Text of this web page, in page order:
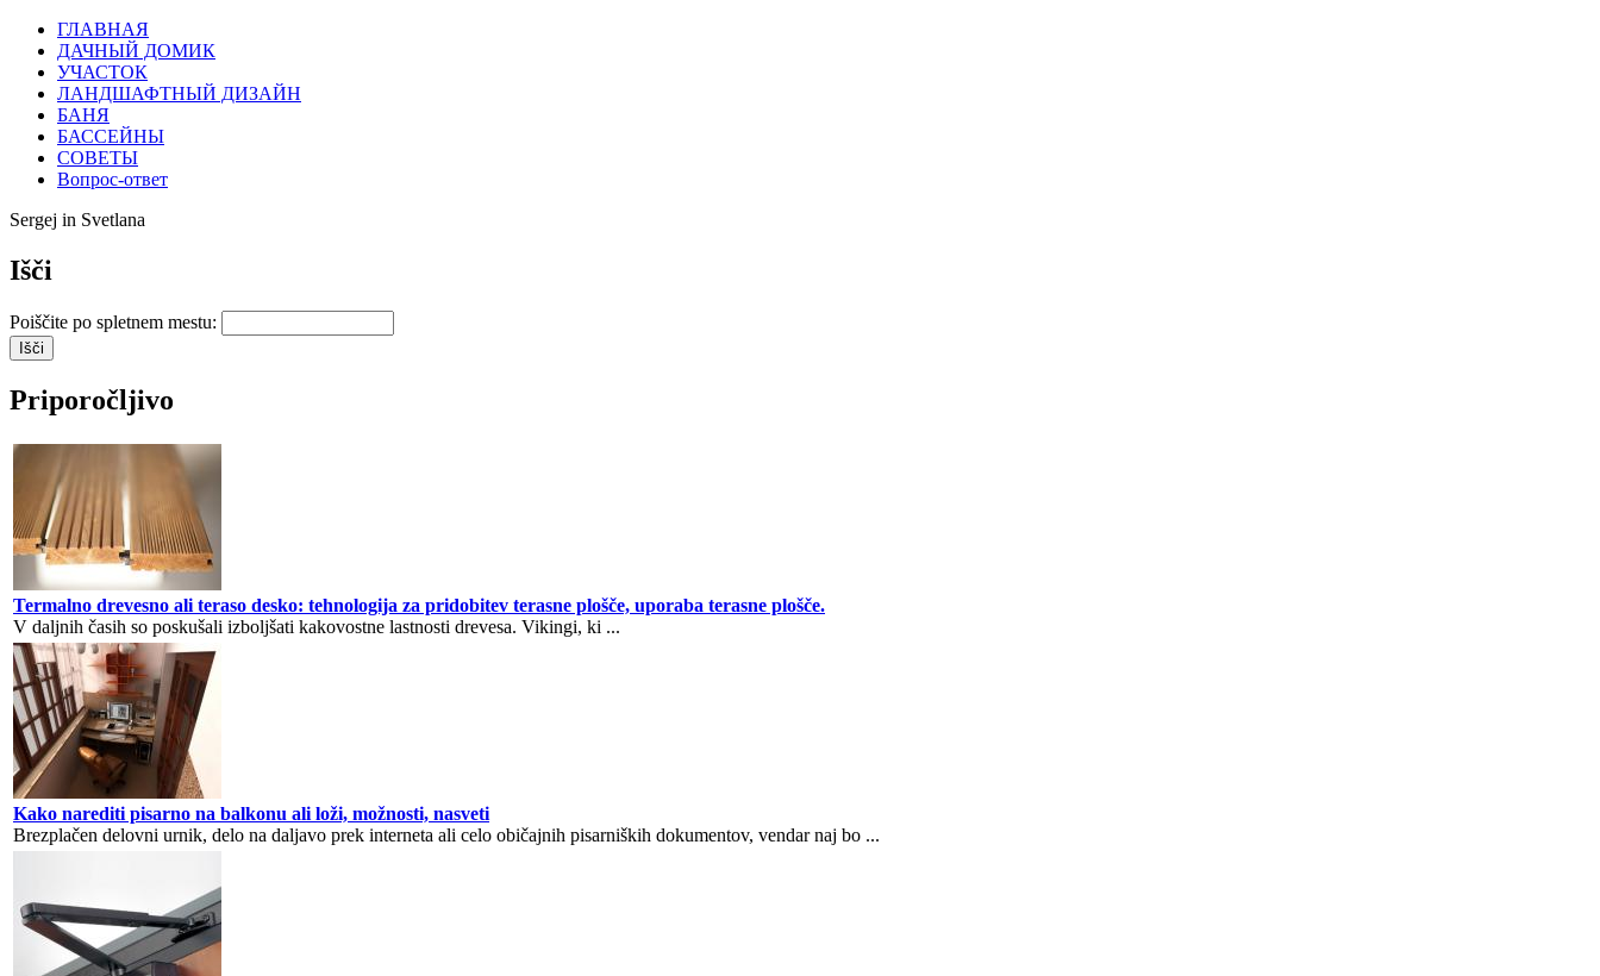
ГЛАВНАЯ
ДАЧНЫЙ ДОМИК
УЧАСТОК
ЛАНДШАФТНЫЙ ДИЗАЙН
БАНЯ
БАССЕЙНЫ
СОВЕТЫ
Вопрос-ответ
Sergej in Svetlana
Išči
Poiščite po spletnem mestu:
Priporočljivo
Termalno drevesno ali teraso desko: tehnologija za pridobitev terasne plošče, uporaba terasne plošče.
V daljnih časih so poskušali izboljšati kakovostne lastnosti drevesa. Vikingi, ki ...
Kako narediti pisarno na balkonu ali loži, možnosti, nasveti
Brezplačen delovni urnik, delo na daljavo prek interneta ali celo običajnih pisarniških dokumentov, vendar naj bo ...